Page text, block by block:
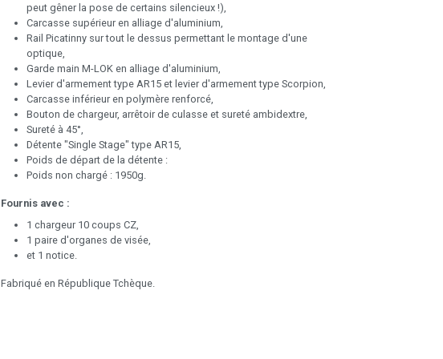
peut gêner la pose de certains silencieux !),
Carcasse supérieur en alliage d'aluminium,
Rail Picatinny sur tout le dessus permettant le montage d'une
optique,
Garde main M-LOK en alliage d'aluminium,
Levier d'armement type AR15 et levier d'armement type Scorpion,
Carcasse inférieur en polymère renforcé,
Bouton de chargeur, arrêtoir de culasse et sureté ambidextre,
Sureté à 45°,
Détente "Single Stage" type AR15,
Poids de départ de la détente :
Poids non chargé : 1950g.
Fournis avec :
1 chargeur 10 coups CZ,
1 paire d'organes de visée,
et 1 notice.
Fabriqué en République Tchèque.